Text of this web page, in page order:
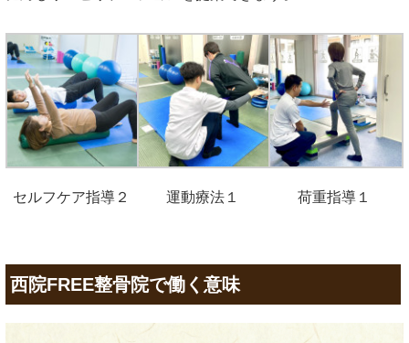
セルフケア指導２ 運動療法１ 荷重指導１
西院FREE整骨院で働く意味